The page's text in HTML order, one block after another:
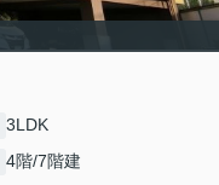
3LDK
4階/7階建